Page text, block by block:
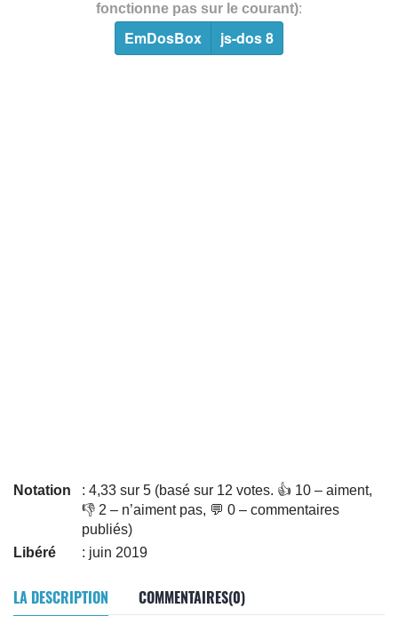
fonctionne pas sur le courant):
EmDosBox js-dos 8
Notation
: 4,33 sur 5 (basé sur 12 votes. 👍 10 – aiment,
👎 2 – n’aiment pas, 💬 0 – commentaires
publiés)
Libéré
: juin 2019
LA DESCRIPTION COMMENTAIRES(0)